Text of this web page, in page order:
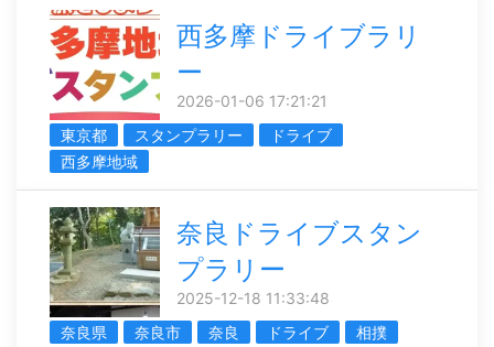
西多摩ドライブラリ
ー
2026-01-06 17:21:21
東京都
スタンプラリー
ドライブ
西多摩地域
奈良ドライブスタン
プラリー
2025-12-18 11:33:48
奈良県
奈良市 奈良 ドライブ 相撲